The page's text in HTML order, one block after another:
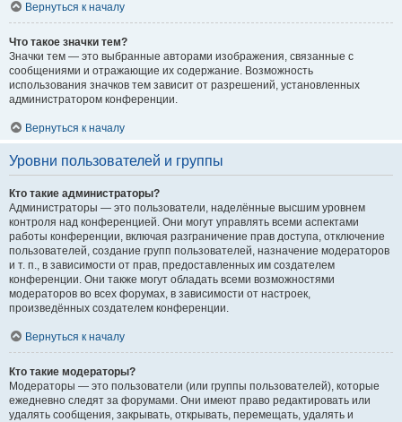
Вернуться к началу
Что такое значки тем?
Значки тем — это выбранные авторами изображения, связанные с
сообщениями и отражающие их содержание. Возможность
использования значков тем зависит от разрешений, установленных
администратором конференции.
Вернуться к началу
Уровни пользователей и группы
Кто такие администраторы?
Администраторы — это пользователи, наделённые высшим уровнем
контроля над конференцией. Они могут управлять всеми аспектами
работы конференции, включая разграничение прав доступа, отключение
пользователей, создание групп пользователей, назначение модераторов
и т. п., в зависимости от прав, предоставленных им создателем
конференции. Они также могут обладать всеми возможностями
модераторов во всех форумах, в зависимости от настроек,
произведённых создателем конференции.
Вернуться к началу
Кто такие модераторы?
Модераторы — это пользователи (или группы пользователей), которые
ежедневно следят за форумами. Они имеют право редактировать или
удалять сообщения, закрывать, открывать, перемещать, удалять и